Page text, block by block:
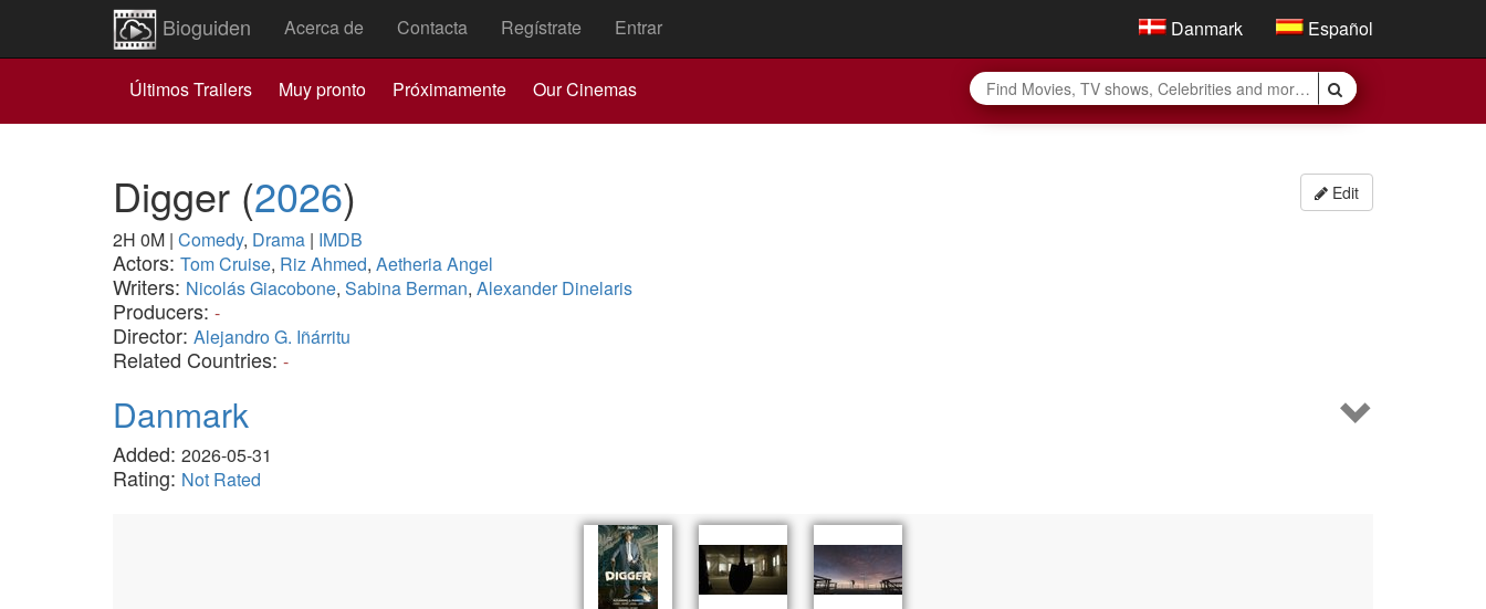
Bioguiden Acerca de Contacta Regístrate Entrar Danmark Español
Últimos Trailers Muy pronto Próximamente Our Cinemas
Edit
Digger (2026)
2H 0M | Comedy, Drama | IMDB
Actors: Tom Cruise, Riz Ahmed, Aetheria Angel
Writers: Nicolás Giacobone, Sabina Berman, Alexander Dinelaris
Producers: -
Director: Alejandro G. Iñárritu
Related Countries: -
Danmark
Added: 2026-05-31
Rating: Not Rated